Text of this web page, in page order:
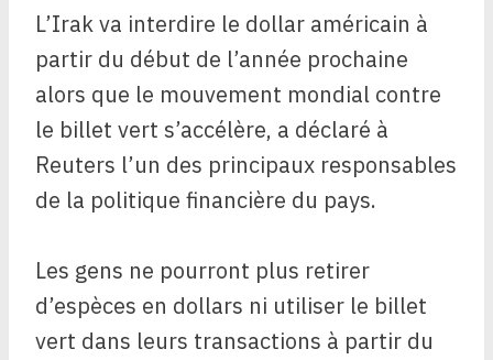
L’Irak va interdire le dollar américain à
partir du début de l’année prochaine
alors que le mouvement mondial contre
le billet vert s’accélère, a déclaré à
Reuters l’un des principaux responsables
de la politique financière du pays.
Les gens ne pourront plus retirer
d’espèces en dollars ni utiliser le billet
vert dans leurs transactions à partir du